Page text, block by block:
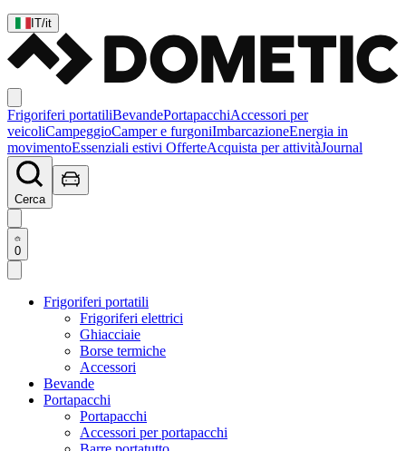
IT/it
Frigoriferi portatiliBevandePortapacchiAccessori per
veicoliCampeggioCamper e furgoniImbarcazioneEnergia in
movimentoEssenziali estivi OfferteAcquista per attivitàJournal
Cerca
0
Frigoriferi portatili
Frigoriferi elettrici
Ghiacciaie
Borse termiche
Accessori
Bevande
Portapacchi
Portapacchi
Accessori per portapacchi